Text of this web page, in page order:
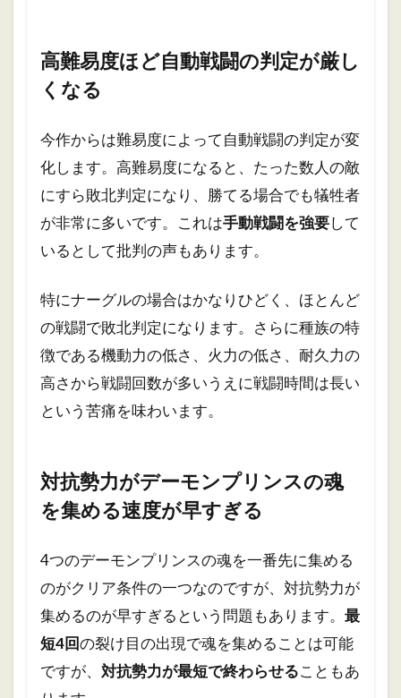
高難易度ほど自動戦闘の判定が厳し
くなる
今作からは難易度によって自動戦闘の判定が変
化します。高難易度になると、たった数人の敵
にすら敗北判定になり、勝てる場合でも犠牲者
が非常に多いです。これは手動戦闘を強要して
いるとして批判の声もあります。
特にナーグルの場合はかなりひどく、ほとんど
の戦闘で敗北判定になります。さらに種族の特
徴である機動力の低さ、火力の低さ、耐久力の
高さから戦闘回数が多いうえに戦闘時間は長い
という苦痛を味わいます。
対抗勢力がデーモンプリンスの魂
を集める速度が早すぎる
4つのデーモンプリンスの魂を一番先に集める
のがクリア条件の一つなのですが、対抗勢力が
集めるのが早すぎるという問題もあります。 最
短4回の裂け目の出現で魂を集めることは可能
ですが、 対抗勢力が最短で終わらせることもあ